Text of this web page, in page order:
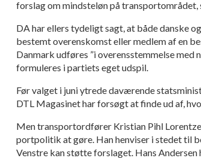
for­slag om mindsteløn på transportområdet,
DA har ellers tydeligt sagt, at både danske
bestemt overenskomst eller medlem af en
Danmark udføres ”i overensstemmelse
formuleres i partiets eget udspil.
Før valget i juni ytrede daværende
DTL Magasinet har forsøgt at finde ud af,
Men transportordfører Kristian Pihl
portpolitik at gøre. Han henviser i stedet til
Venstre kan støt­te forslaget. Hans